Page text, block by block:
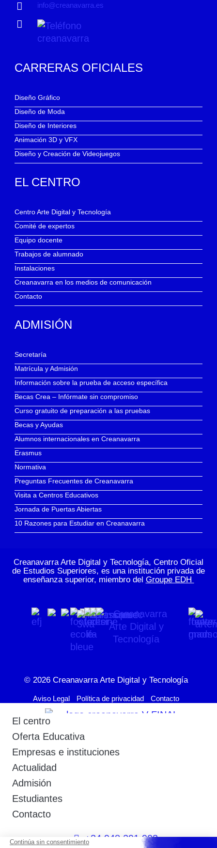
info@creanavarra.es
CARRERAS OFICIALES
Diseño Gráfico
Diseño de Moda
Diseño de Interiores
Animación 3D y VFX
Diseño y Creación de Videojuegos
EL CENTRO
Centro Arte Digital y Tecnología
Comité de expertos
Equipo docente
Trabajos de alumnado
Instalaciones
Creanavarra en los medios de comunicación
Contacto
ADMISIÓN
Secretaría
Matrícula y Admisión
Información sobre la prueba de acceso específica
Becas Crea – Infórmate sin compromiso
Curso gratuito de preparación a las pruebas
Becas y Ayudas
Alumnos internacionales en Creanavarra
Erasmus
Normativa
Preguntas Frecuentes de Creanavarra
Visita a Centros Educativos
Jornada de Puertas Abiertas
10 Razones para Estudiar en Creanavarra
Creanavarra Arte Digital y Tecnología, Centro Oficial
de Estudios Superiores, es una institución privada de
enseñanza superior, miembro del Groupe EDH
© 2026 Creanavarra Arte Digital y Tecnología
Aviso Legal Política de privacidad Contacto
El centro
Oferta Educativa
Empresas e instituciones
Actualidad
Admisión
Estudiantes
Contacto
+34 948 291 903